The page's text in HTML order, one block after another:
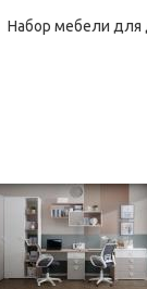
Набор мебели для